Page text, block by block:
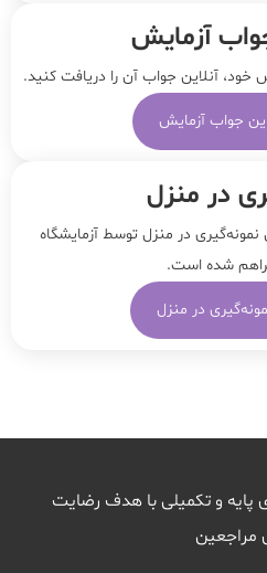
آزمایش
آنلاین جواب‌ آن را دریافت کنید.
جواب آزمایش
در منزل
در منزل توسط آزمایشگاه
شده است.
در منزل
پایه و تکمیلی با هدف رضایت
مراجعین